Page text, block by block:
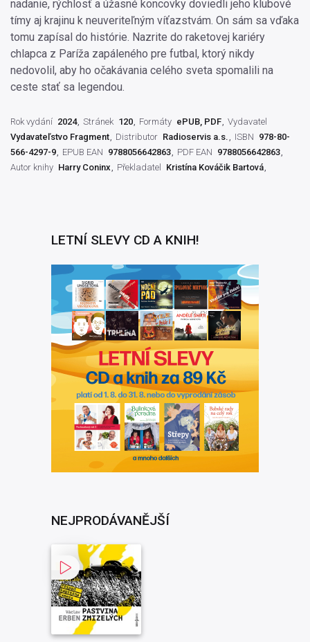
nadanie, rýchlosť a úžasné koncovky doviedli jeho klubové
tímy aj krajinu k neuveriteľným víťazstvám. On sám sa vďaka
tomu zapísal do histórie. Nazrite do raketovej kariéry
chlapca z Paríža zapáleného pre futbal, ktorý nikdy
nedovolil, aby ho očakávania celého sveta spomalili na
ceste stať sa legendou.
Rok vydání 2024 Stránek 120 Formáty ePUB, PDF Vydavatel
Vydavateľstvo Fragment
Distributor Radioservis a.s. ISBN 978-80-
566-4297-9
EPUB EAN 9788056642863 PDF EAN 9788056642863
Autor knihy Harry Coninx Překladatel Kristína Kováčik Bartová
LETNÍ SLEVY CD A KNIH!
NEJPRODÁVANĚJŠÍ